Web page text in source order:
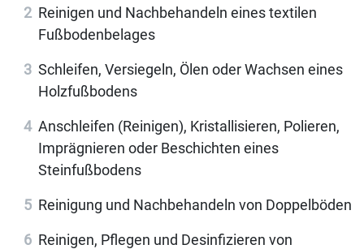
Reinigen und Nachbehandeln eines textilen
Fußbodenbelages
Schleifen, Versiegeln, Ölen oder Wachsen eines
Holzfußbodens
Anschleifen (Reinigen), Kristallisieren, Polieren,
Imprägnieren oder Beschichten eines
Steinfußbodens
Reinigung und Nachbehandeln von Doppelböden
Reinigen, Pflegen und Desinfizieren von